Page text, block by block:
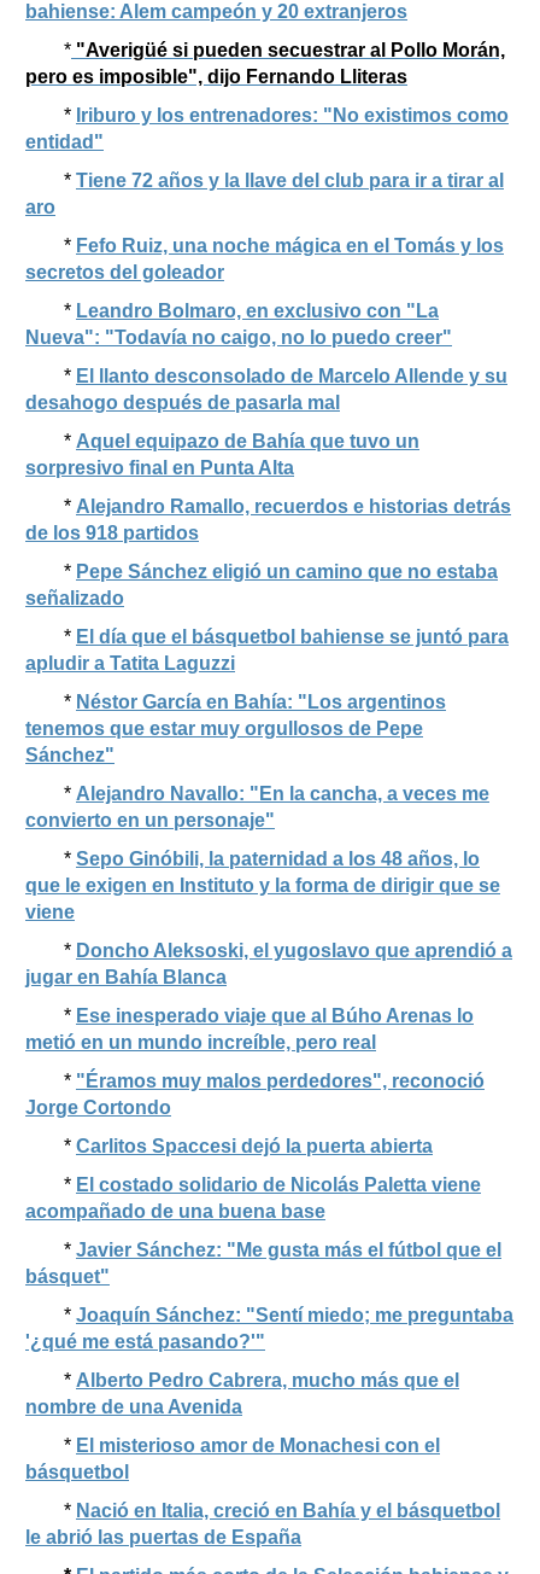
bahiense: Alem campeón y 20 extranjeros
* "Averigüé si pueden secuestrar al Pollo Morán,
pero es imposible", dijo Fernando Lliteras
* Iriburo y los entrenadores: "No existimos como
entidad"
* Tiene 72 años y la llave del club para ir a tirar al
aro
* Fefo Ruiz, una noche mágica en el Tomás y los
secretos del goleador
* Leandro Bolmaro, en exclusivo con "La
Nueva": "Todavía no caigo, no lo puedo creer"
* El llanto desconsolado de Marcelo Allende y su
desahogo después de pasarla mal
* Aquel equipazo de Bahía que tuvo un
sorpresivo final en Punta Alta
* Alejandro Ramallo, recuerdos e historias detrás
de los 918 partidos
* Pepe Sánchez eligió un camino que no estaba
señalizado
* El día que el básquetbol bahiense se juntó para
apludir a Tatita Laguzzi
* Néstor García en Bahía: "Los argentinos
tenemos que estar muy orgullosos de Pepe
Sánchez"
* Alejandro Navallo: "En la cancha, a veces me
convierto en un personaje"
* Sepo Ginóbili, la paternidad a los 48 años, lo
que le exigen en Instituto y la forma de dirigir que se
viene
* Doncho Aleksoski, el yugoslavo que aprendió a
jugar en Bahía Blanca
* Ese inesperado viaje que al Búho Arenas lo
metió en un mundo increíble, pero real
* "Éramos muy malos perdedores", reconoció
Jorge Cortondo
* Carlitos Spaccesi dejó la puerta abierta
* El costado solidario de Nicolás Paletta viene
acompañado de una buena base
* Javier Sánchez: "Me gusta más el fútbol que el
básquet"
* Joaquín Sánchez: "Sentí miedo; me preguntaba
'¿qué me está pasando?'"
* Alberto Pedro Cabrera, mucho más que el
nombre de una Avenida
* El misterioso amor de Monachesi con el
básquetbol
* Nació en Italia, creció en Bahía y el básquetbol
le abrió las puertas de España